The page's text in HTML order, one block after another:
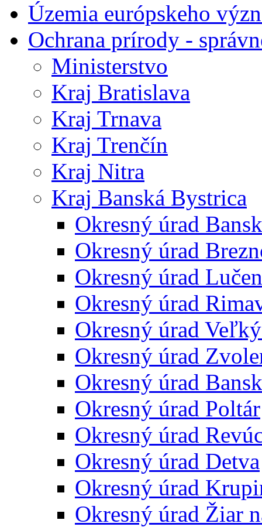
Územia európskeho
Ochrana prírody -
Ministerstvo
Kraj Bratislava
Kraj Trnava
Kraj Trenčín
Kraj Nitra
Kraj Banská Bystrica
Okresný úrad
Okresný úrad
Okresný úrad
Okresný úrad
Okresný úrad
Okresný úrad
Okresný úrad
Okresný úrad Poltár
Okresný úrad
Okresný úrad Detva
Okresný úrad
Okresný úrad Žiar